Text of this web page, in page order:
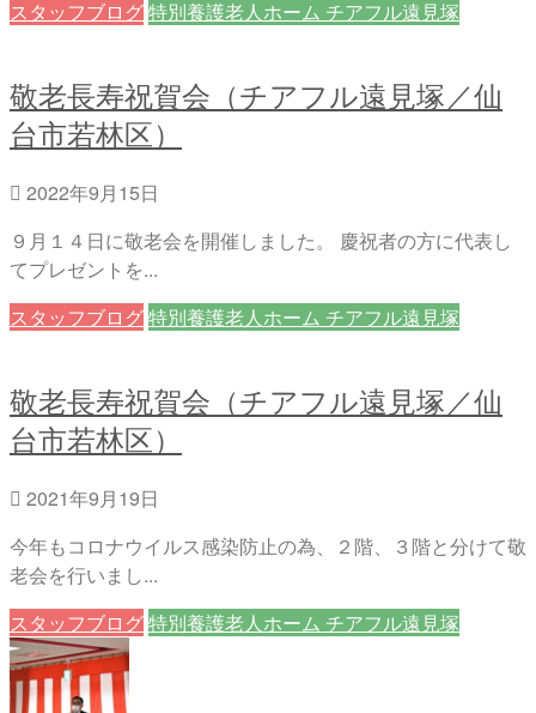
スタッフブログ特別養護老人ホーム チアフル遠見塚
敬老長寿祝賀会（チアフル遠見塚／仙
台市若林区）
2022年9月15日
９月１４日に敬老会を開催しました。 慶祝者の方に代表し
てプレゼントを...
スタッフブログ特別養護老人ホーム チアフル遠見塚
敬老長寿祝賀会（チアフル遠見塚／仙
台市若林区）
2021年9月19日
今年もコロナウイルス感染防止の為、２階、３階と分けて敬
老会を行いまし...
スタッフブログ特別養護老人ホーム チアフル遠見塚